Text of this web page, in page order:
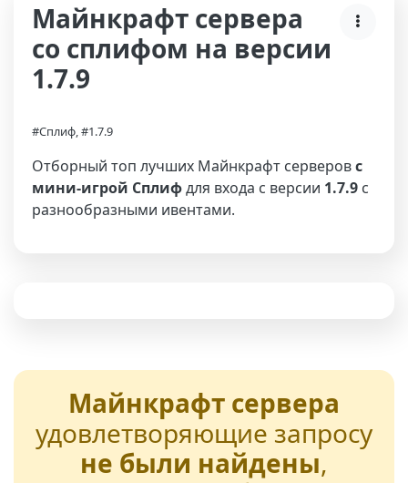
Майнкрафт сервера
со сплифом на версии
1.7.9
#Сплиф, #1.7.9
Отборный топ лучших Майнкрафт серверовс
мини-игрой Сплифдля входа с версии 1.7.9 с
разнообразными ивентами.
Майнкрафт сервера
удовлетворяющие запросу
не были найдены,